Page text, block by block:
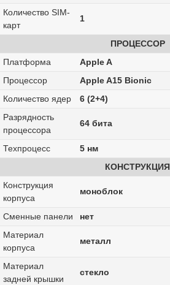
Количество SIM-
карт
1
ПРОЦЕССОР
Платформа
Apple A
Процессор
Apple A15 Bionic
Количество ядер
6 (2+4)
Разрядность
процессора
64 бита
Техпроцесс
5 нм
КОНСТРУКЦИЯ
Конструкция
корпуса
моноблок
Сменные панели
нет
Материал
корпуса
металл
Материал
задней крышки
стекло